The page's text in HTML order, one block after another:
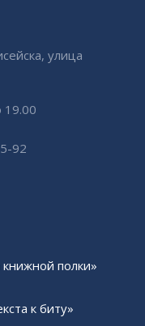
улица
19.00
92
полки»
к биту»